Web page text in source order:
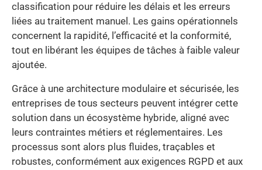
classification pour réduire les délais et les erreurs
liées au traitement manuel. Les gains opérationnels
concernent la rapidité, l’efficacité et la conformité,
tout en libérant les équipes de tâches à faible valeur
ajoutée.
Grâce à une architecture modulaire et sécurisée, les
entreprises de tous secteurs peuvent intégrer cette
solution dans un écosystème hybride, aligné avec
leurs contraintes métiers et réglementaires. Les
processus sont alors plus fluides, traçables et
robustes, conformément aux exigences RGPD et aux